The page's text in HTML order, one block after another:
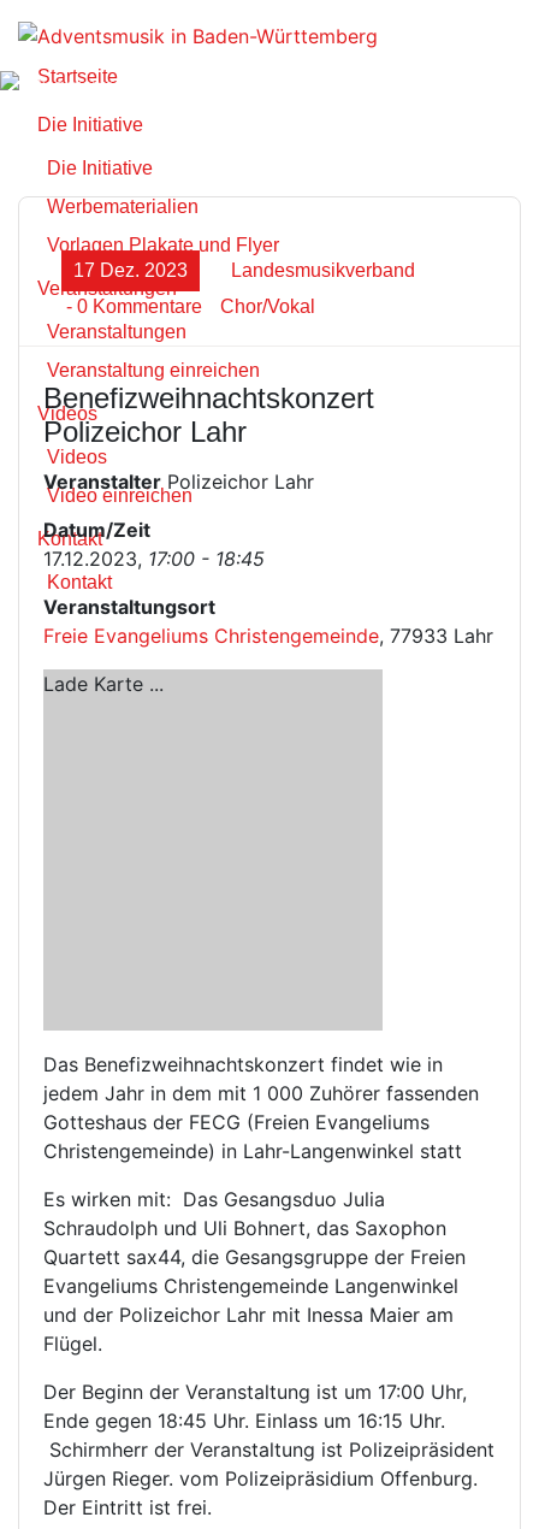
Inhalt
springenStartseite
Die Initiative
Die Initiative
Werbematerialien
Vorlagen Plakate und Flyer
Veranstaltungen
Veranstaltungen
Veranstaltung einreichen
Videos
Videos
Video einreichen
Kontakt
Kontakt
17 Dez. 2023
Landesmusikverband
- 0 Kommentare
Chor/Vokal
Benefizweihnachtskonzert
Polizeichor Lahr
VeranstalterPolizeichor Lahr
Datum/Zeit
17.12.2023, 17:00 - 18:45
Veranstaltungsort
Freie Evangeliums Christengemeinde, 77933 Lahr
Lade Karte ...
Das Benefizweihnachtskonzert findet wie in
jedem Jahr in dem mit 1 000 Zuhörer fassenden
Gotteshaus der FECG (Freien Evangeliums
Christengemeinde) in Lahr-Langenwinkel statt
Es wirken mit: Das Gesangsduo Julia
Schraudolph und Uli Bohnert, das Saxophon
Quartett sax44, die Gesangsgruppe der Freien
Evangeliums Christengemeinde Langenwinkel
und der Polizeichor Lahr mit Inessa Maier am
Flügel.
Der Beginn der Veranstaltung ist um 17:00 Uhr,
Ende gegen 18:45 Uhr. Einlass um 16:15 Uhr.
Schirmherr der Veranstaltung ist Polizeipräsident
Jürgen Rieger. vom Polizeipräsidium Offenburg.
Der Eintritt ist frei.